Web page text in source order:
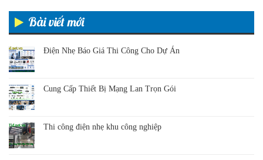
Bài viết mới
Điện Nhẹ Báo Giá Thi Công Cho Dự Án
Cung Cấp Thiết Bị Mạng Lan Trọn Gói
Thi công điện nhẹ khu công nghiệp